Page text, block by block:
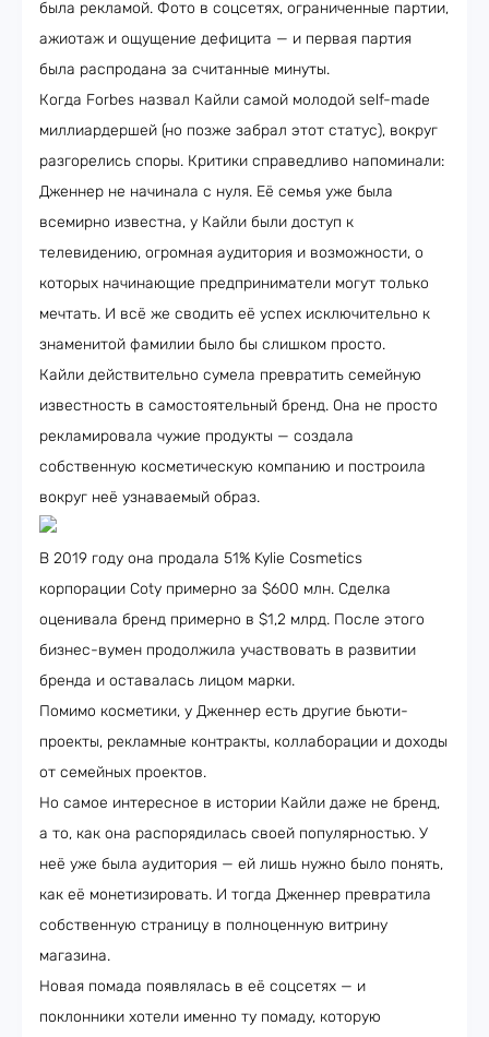
была рекламой. Фото в соцсетях, ограниченные партии,
ажиотаж и ощущение дефицита — и первая партия
была распродана за считанные минуты.
Когда Forbes назвал Кайли самой молодой self-made
миллиардершей (но позже забрал этот статус), вокруг
разгорелись споры. Критики справедливо напоминали:
Дженнер не начинала с нуля. Её семья уже была
всемирно известна, у Кайли были доступ к
телевидению, огромная аудитория и возможности, о
которых начинающие предприниматели могут только
мечтать. И всё же сводить её успех исключительно к
знаменитой фамилии было бы слишком просто.
Кайли действительно сумела превратить семейную
известность в самостоятельный бренд. Она не просто
рекламировала чужие продукты — создала
собственную косметическую компанию и построила
вокруг неё узнаваемый образ.
В 2019 году она продала 51% Kylie Cosmetics
корпорации Coty примерно за $600 млн. Сделка
оценивала бренд примерно в $1,2 млрд. После этого
бизнес-вумен продолжила участвовать в развитии
бренда и оставалась лицом марки.
Помимо косметики, у Дженнер есть другие бьюти-
проекты, рекламные контракты, коллаборации и доходы
от семейных проектов.
Но самое интересное в истории Кайли даже не бренд,
а то, как она распорядилась своей популярностью. У
неё уже была аудитория — ей лишь нужно было понять,
как её монетизировать. И тогда Дженнер превратила
собственную страницу в полноценную витрину
магазина.
Новая помада появлялась в её соцсетях — и
поклонники хотели именно ту помаду, которую